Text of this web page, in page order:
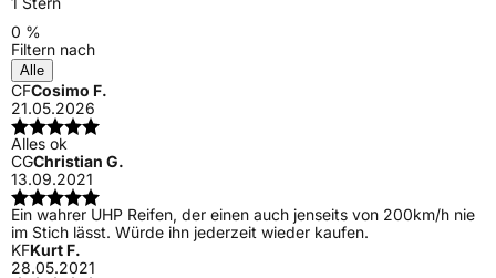
0 %
Filtern nach
Alle
CFCosimo F.
21.05.2026
Alles ok
CGChristian G.
13.09.2021
Ein wahrer UHP Reifen, der einen auch jenseits von 200km/h nie
im Stich lässt. Würde ihn jederzeit wieder kaufen.
KFKurt F.
28.05.2021